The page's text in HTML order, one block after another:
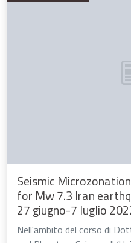
Seismic
for Mw 7.3 Iran
27 giugno-7 luglio
Nell'ambito del corso di